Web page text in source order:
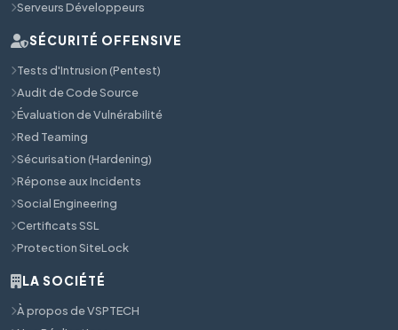
Serveurs Développeurs
SÉCURITÉ OFFENSIVE
Tests d'Intrusion (Pentest)
Audit de Code Source
Évaluation de Vulnérabilité
Red Teaming
Sécurisation (Hardening)
Réponse aux Incidents
Social Engineering
Certificats SSL
Protection SiteLock
LA SOCIÉTÉ
À propos de VSPTECH